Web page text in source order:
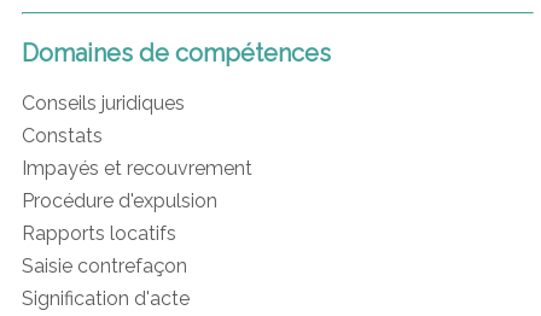
Domaines de compétences
Conseils juridiques
Constats
Impayés et recouvrement
Procédure d'expulsion
Rapports locatifs
Saisie contrefaçon
Signification d'acte